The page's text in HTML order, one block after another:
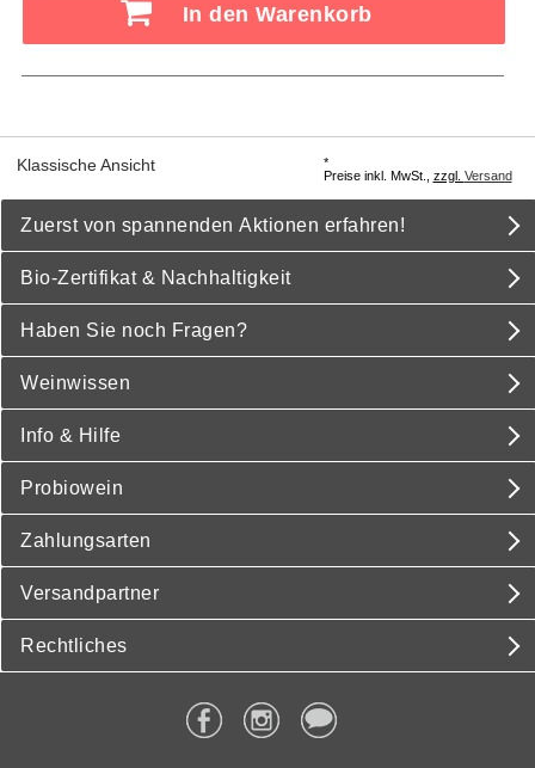
In den Warenkorb
Klassische Ansicht
*
Preise inkl. MwSt., zzgl. Versand
Zuerst von spannenden Aktionen erfahren!
Bio-Zertifikat & Nachhaltigkeit
Haben Sie noch Fragen?
Weinwissen
Info & Hilfe
Probiowein
Zahlungsarten
Versandpartner
Rechtliches